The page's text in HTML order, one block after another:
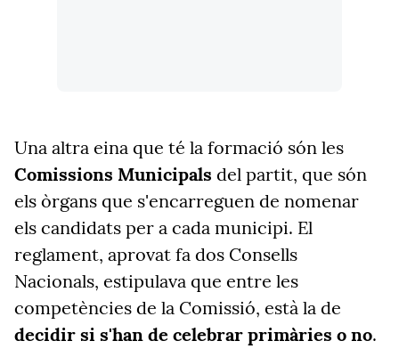
Una altra eina que té la formació són les
Comissions Municipals del partit, que són
els òrgans que s'encarreguen de nomenar
els candidats per a cada municipi. El
reglament, aprovat fa dos Consells
Nacionals, estipulava que entre les
competències de la Comissió, està la de
decidir si s'han de celebrar primàries o no.